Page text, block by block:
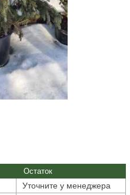
Остаток
Уточните у менеджера